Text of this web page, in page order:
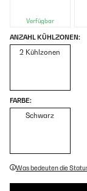
Verfügbar
ANZAHL KÜHLZONEN:
2 Kühlzonen
FARBE:
Schwarz
Was bedeuten die